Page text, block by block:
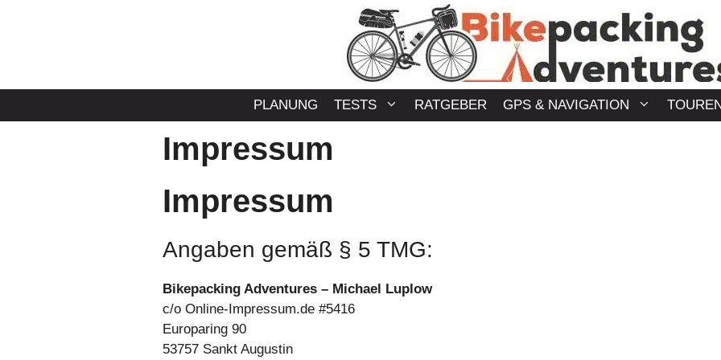
PLANUNG TESTS RATGEBER GPS & NAVIGATION
Impressum
Impressum
Angaben gemäß § 5 TMG:
Bikepacking Adventures – Michael Luplow
c/o Online-Impressum.de #5416
Europaring 90
53757 Sankt Augustin